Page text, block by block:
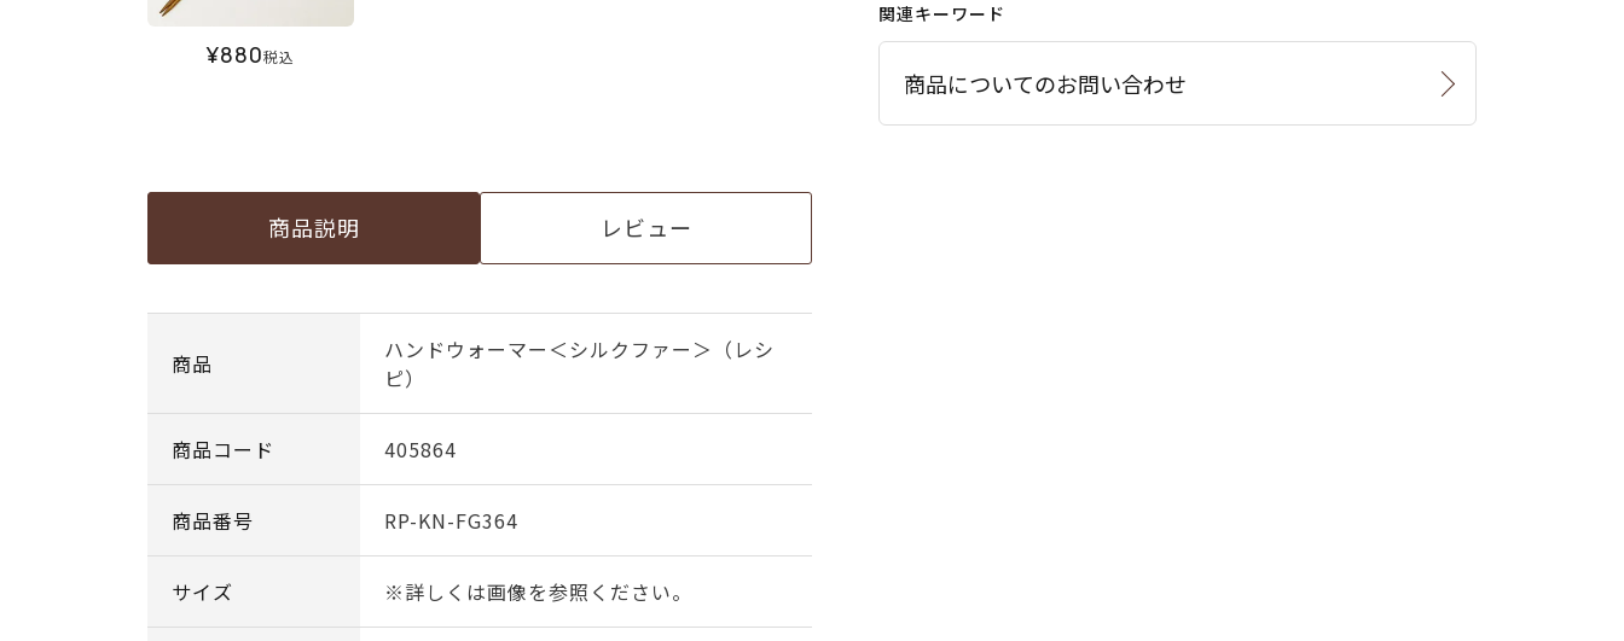
¥880税込
商品説明 レビュー
商品
ハンドウォーマー＜シルクファー＞（レシ
ピ）
商品コード 405864
商品番号 RP-KN-FG364
サイズ ※詳しくは画像を参照ください。
関連キーワード
商品についてのお問い合わせ